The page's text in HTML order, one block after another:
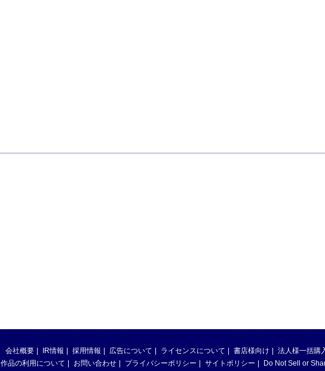
会社概要 IR情報 採用情報 広告について ライセンスについて 書店様向け 法人様一括購
作品の利用について
お問い合わせ プライバシーポリシー サイトポリシー Do Not Sell or